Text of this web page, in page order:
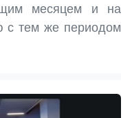
месяцем и на
с тем же периодом